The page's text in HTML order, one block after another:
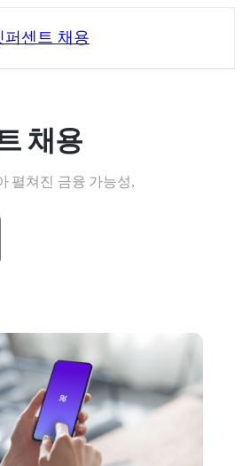
퍼센트 채용
채용
펼쳐진 금융 가능성,